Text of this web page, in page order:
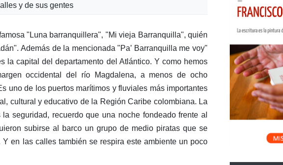
y de sus gentes
"Luna barranquillera", "Mi vieja Barranquilla", quién
Además de la mencionada "Pa’ Barranquilla me voy"
la capital del departamento del Atlántico. Y como hemos
occidental del río Magdalena, a menos de ocho
uno de los puertos marítimos y fluviales más importantes
cultural y educativo de la Región Caribe colombiana. La
seguridad, recuerdo que una noche fondeado frente al
subirse al barco un grupo de medio piratas que se
en las calles también se respira este ambiente un poco